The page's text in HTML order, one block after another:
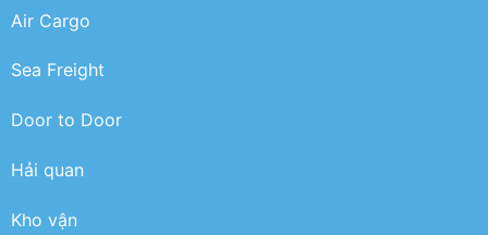
Air Cargo
Sea Freight
Door to Door
Hải quan
Kho vận